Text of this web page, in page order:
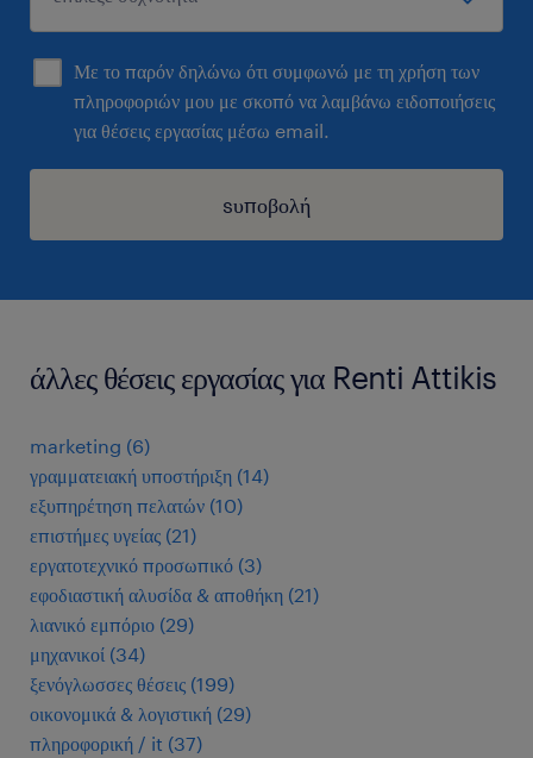
Με το παρόν δηλώνω ότι συμφωνώ με τη χρήση των
πληροφοριών μου με σκοπό να λαμβάνω ειδοποιήσεις
για θέσεις εργασίας μέσω email.
sυποβολή
άλλες θέσεις εργασίας για Renti Attikis
marketing (6)
γραμματειακή υποστήριξη (14)
εξυπηρέτηση πελατών (10)
επιστήμες υγείας (21)
εργατοτεχνικό προσωπικό (3)
εφοδιαστική αλυσίδα & αποθήκη (21)
λιανικό εμπόριο (29)
μηχανικοί (34)
ξενόγλωσσες θέσεις (199)
οικονομικά & λογιστική (29)
πληροφορική / it (37)